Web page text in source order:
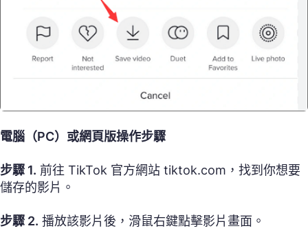
電腦（PC）或網頁版操作步驟
步驟 1. 前往 TikTok 官方網站 tiktok.com，找到你想要
儲存的影片。
步驟 2. 播放該影片後，滑鼠右鍵點擊影片畫面。